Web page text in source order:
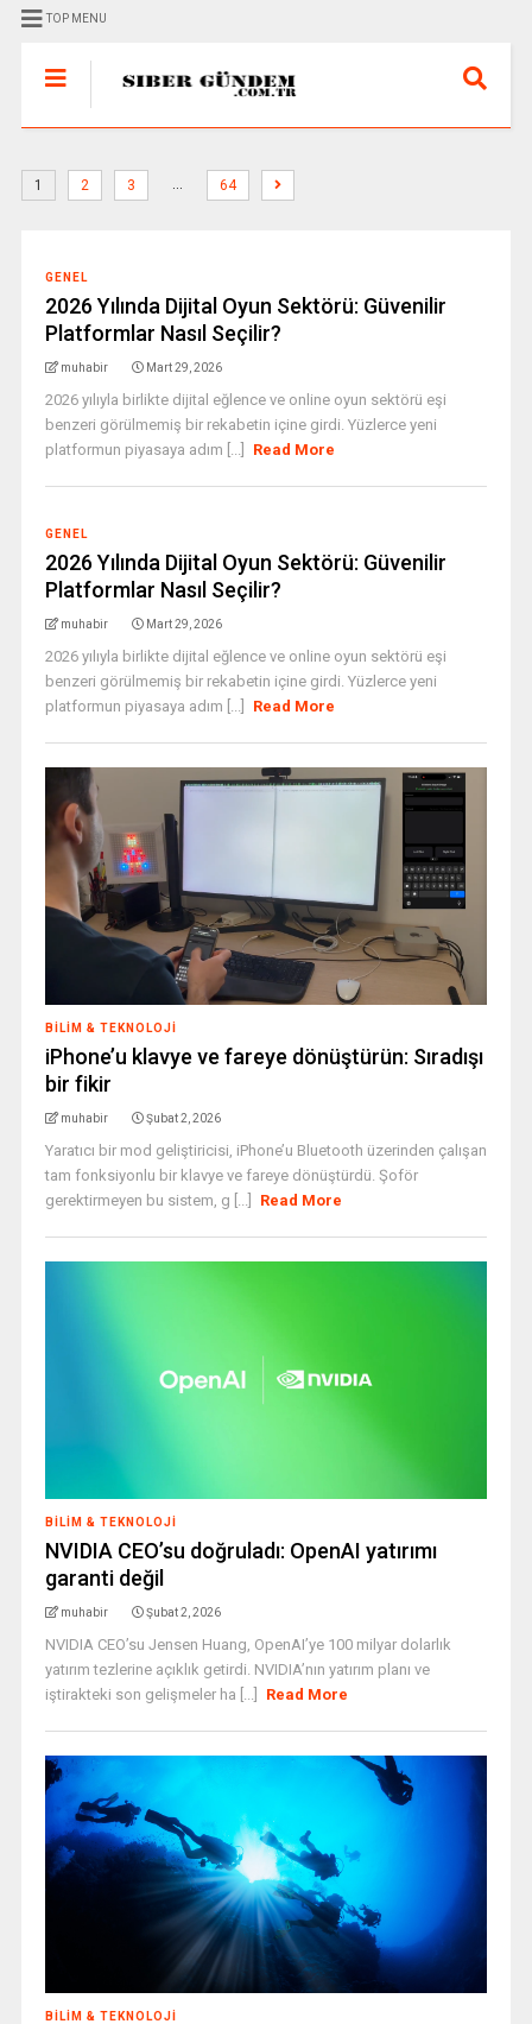
TOP MENU
1 2 3 … 64
GENEL
2026 Yılında Dijital Oyun Sektörü: Güvenilir
Platformlar Nasıl Seçilir?
muhabir Mart 29, 2026
2026 yılıyla birlikte dijital eğlence ve online oyun sektörü eşi
benzeri görülmemiş bir rekabetin içine girdi. Yüzlerce yeni
platformun piyasaya adım [...]
Read More
GENEL
2026 Yılında Dijital Oyun Sektörü: Güvenilir
Platformlar Nasıl Seçilir?
muhabir Mart 29, 2026
2026 yılıyla birlikte dijital eğlence ve online oyun sektörü eşi
benzeri görülmemiş bir rekabetin içine girdi. Yüzlerce yeni
platformun piyasaya adım [...]
Read More
BILIM & TEKNOLOJI
iPhone’u klavye ve fareye dönüştürün: Sıradışı
bir fikir
muhabir Şubat 2, 2026
Yaratıcı bir mod geliştiricisi, iPhone’u Bluetooth üzerinden çalışan
tam fonksiyonlu bir klavye ve fareye dönüştürdü. Şoför
gerektirmeyen bu sistem, g [...]
Read More
BILIM & TEKNOLOJI
NVIDIA CEO’su doğruladı: OpenAI yatırımı
garanti değil
muhabir Şubat 2, 2026
NVIDIA CEO’su Jensen Huang, OpenAI’ye 100 milyar dolarlık
yatırım tezlerine açıklık getirdi. NVIDIA’nın yatırım planı ve
iştirakteki son gelişmeler ha [...]
Read More
BILIM & TEKNOLOJI